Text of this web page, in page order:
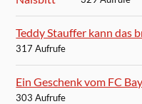
Teddy Stauffer kann das
317 Aufrufe
Ein Geschenk vom FC
303 Aufrufe